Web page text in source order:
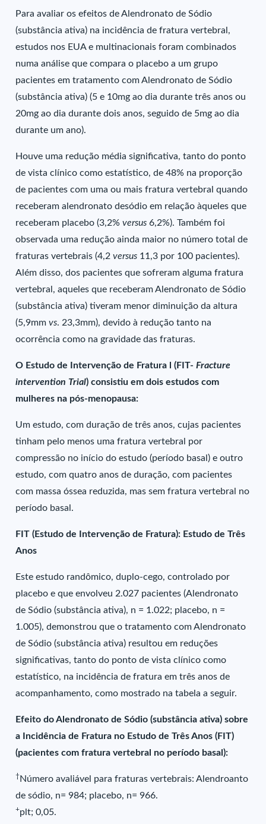
Para avaliar os efeitos de Alendronato de Sódio
(substância ativa) na incidência de fratura vertebral,
estudos nos EUA e multinacionais foram combinados
numa análise que compara o placebo a um grupo
pacientes em tratamento com Alendronato de Sódio
(substância ativa) (5 e 10mg ao dia durante três anos ou
20mg ao dia durante dois anos, seguido de 5mg ao dia
durante um ano).
Houve uma redução média significativa, tanto do ponto
de vista clínico como estatístico, de 48% na proporção
de pacientes com uma ou mais fratura vertebral quando
receberam alendronato desódio em relação àqueles que
receberam placebo (3,2%versus6,2%). Também foi
observada uma redução ainda maior no número total de
fraturas vertebrais (4,2versus 11,3 por 100 pacientes).
Além disso, dos pacientes que sofreram alguma fratura
vertebral, aqueles que receberam Alendronato de Sódio
(substância ativa) tiveram menor diminuição da altura
(5,9mmvs. 23,3mm), devido à redução tanto na
ocorrência como na gravidade das fraturas.
O Estudo de Intervenção de Fratura l (FIT-Fracture
intervention Trial) consistiu em dois estudos com
mulheres na pós-menopausa:
Um estudo, com duração de três anos, cujas pacientes
tinham pelo menos uma fratura vertebral por
compressão no início do estudo (período basal) e outro
estudo, com quatro anos de duração, com pacientes
com massa óssea reduzida, mas sem fratura vertebral no
período basal.
FIT (Estudo de Intervenção de Fratura): Estudo de Três
Anos
Este estudo randômico, duplo-cego, controlado por
placebo e que envolveu 2.027 pacientes (Alendronato
de Sódio (substância ativa), n = 1.022; placebo, n =
1.005), demonstrou que o tratamento com Alendronato
de Sódio (substância ativa) resultou em reduções
significativas, tanto do ponto de vista clínico como
estatístico, na incidência de fratura em três anos de
acompanhamento, como mostrado na tabela a seguir.
Efeito do Alendronato de Sódio (substância ativa) sobre
a Incidência de Fratura no Estudo de Três Anos (FIT)
(pacientes com fratura vertebral no período basal):
†Número avaliável para fraturas vertebrais: Alendroanto
de sódio, n= 984; placebo, n= 966.
+plt; 0,05.